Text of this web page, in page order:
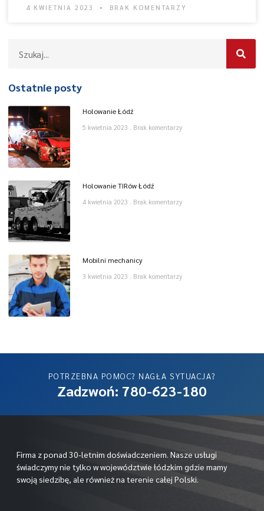
4 KWIETNIA 2023 BRAK KOMENTARZY
Ostatnie posty
Holowanie Łódź
5 kwietnia 2023 Brak komentarzy
Holowanie TIRów Łódź
4 kwietnia 2023 Brak komentarzy
Mobilni mechanicy
3 kwietnia 2023 Brak komentarzy
POTRZEBNA POMOC? NAGŁA SYTUACJA?
Zadzwoń: 780-623-180
Firma z ponad 30-letnim doświadczeniem. Nasze usługi
świadczymy nie tylko w województwie łódzkim gdzie mamy
swoją siedzibę, ale również na terenie całej Polski.